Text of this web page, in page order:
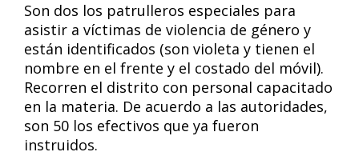
Son dos los patrulleros especiales para
asistir a víctimas de violencia de género y
están identificados (son violeta y tienen el
nombre en el frente y el costado del móvil).
Recorren el distrito con personal capacitado
en la materia. De acuerdo a las autoridades,
son 50 los efectivos que ya fueron
instruidos.